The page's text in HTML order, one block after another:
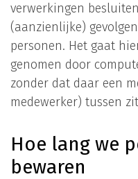
verwerkingen
(aanzienlijke)
personen. Het gaat
genomen door
zonder dat daar een
medewerker) tussen
Hoe lang we
bewaren